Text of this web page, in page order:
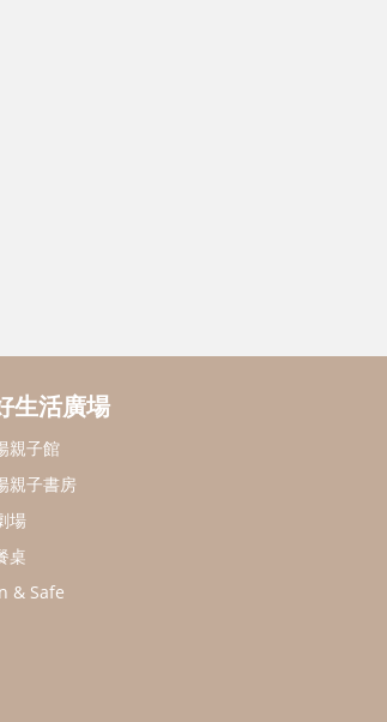
生活廣場
親子館
親子書房
場
桌
& Safe